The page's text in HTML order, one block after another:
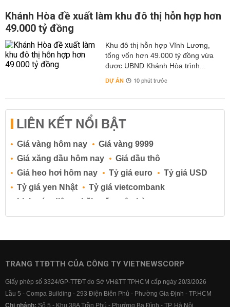
Khánh Hòa đề xuất làm khu đô thị hỗn hợp hơn
49.000 tỷ đồng
Khu đô thị hỗn hợp Vĩnh Lương,
tổng vốn hơn 49.000 tỷ đồng vừa
được UBND Khánh Hòa trình...
DỰ ÁN 10 phút trước
LIÊN KẾT NỔI BẬT
Giá vàng hôm nay
Giá vàng 9999
Giá xăng dầu hôm nay
Giá dầu thô
Giá heo hơi hôm nay
Tỷ giá euro
Tỷ giá USD
Tỷ giá yen Nhật
Tỷ giá vietcombank
Lịch cúp điện
Lãi suất ngân hàng
Lãi suất tiết kiệm
Lãi suất tiền gửi
Lãi suất ngân hàng BIDV
Lãi suất ngân hàng Vietcombank
TRANG TTĐTTH CỦA CÔNG TY VIETNEWSCORP
Giấy phép số 3324/GP-TTĐT do Sở VH&TT TPHCM cấp ngày 20/3/2026
Lầu 5 - Compa Building - 293 Điện Biên Phủ - Phường Gia Định - TP.HCM